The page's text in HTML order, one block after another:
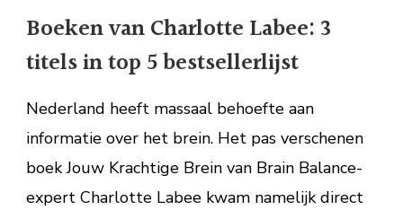
Labee:
3
in
top
bestsellerlijst
Boeken van Charlotte Labee: 3
titels in top 5 bestsellerlijst
Nederland heeft massaal behoefte aan
informatie over het brein. Het pas verschenen
boek Jouw Krachtige Brein van Brain Balance-
expert Charlotte Labee kwam namelijk direct